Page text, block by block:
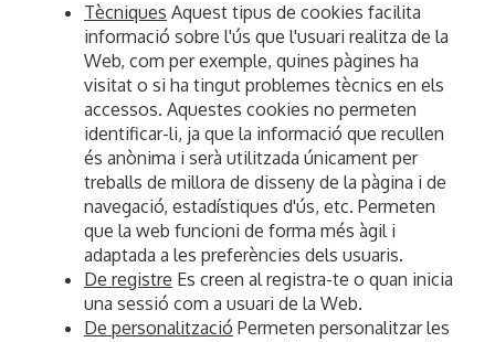
Tècniques Aquest tipus de cookies facilita
informació sobre l'ús que l'usuari realitza de la
Web, com per exemple, quines pàgines ha
visitat o si ha tingut problemes tècnics en els
accessos. Aquestes cookies no permeten
identificar-li, ja que la informació que recullen
és anònima i serà utilitzada únicament per
treballs de millora de disseny de la pàgina i de
navegació, estadístiques d'ús, etc. Permeten
que la web funcioni de forma més àgil i
adaptada a les preferències dels usuaris.
De registre Es creen al registra-te o quan inicia
una sessió com a usuari de la Web.
De personalització Permeten personalitzar les